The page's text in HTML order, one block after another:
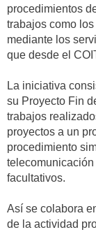
procedimientos
trabajos como
mediante los
que desde el
La iniciativa
su Proyecto Fin
trabajos
proyectos a un
procedimiento
facultativos.
Así se colabora
de la actividad